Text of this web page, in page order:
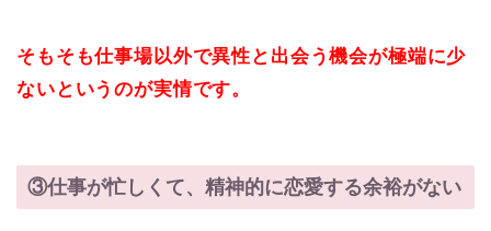
そもそも仕事場以外で異性と出会う機会が極端に少
ないというのが実情です。
③仕事が忙しくて、精神的に恋愛する余裕がない